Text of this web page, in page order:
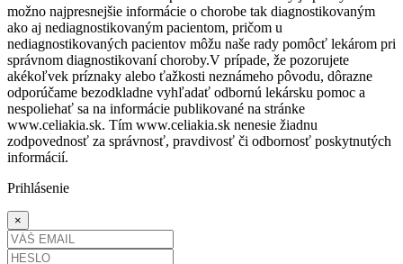
možno najpresnejšie informácie o chorobe tak diagnostikovaným
ako aj nediagnostikovaným pacientom, pričom u
nediagnostikovaných pacientov môžu naše rady pomôcť lekárom pri
správnom diagnostikovaní choroby.V prípade, že pozorujete
akékoľvek príznaky alebo ťažkosti neznámeho pôvodu, dôrazne
odporúčame bezodkladne vyhľadať odbornú lekársku pomoc a
nespoliehať sa na informácie publikované na stránke
www.celiakia.sk. Tím www.celiakia.sk nenesie žiadnu
zodpovednosť za správnosť, pravdivosť či odbornosť poskytnutých
informácií.
Prihlásenie
×